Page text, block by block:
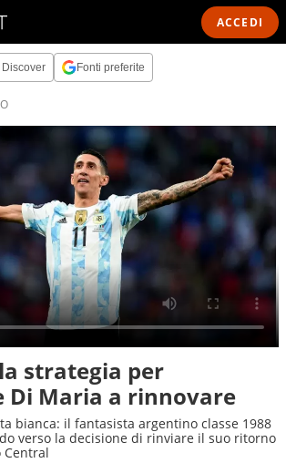
ACCEDI
Fonti preferite
strategia per
Di Maria a rinnovare
bianca: il fantasista argentino classe 1988
verso la decisione di rinviare il suo ritorno
Central